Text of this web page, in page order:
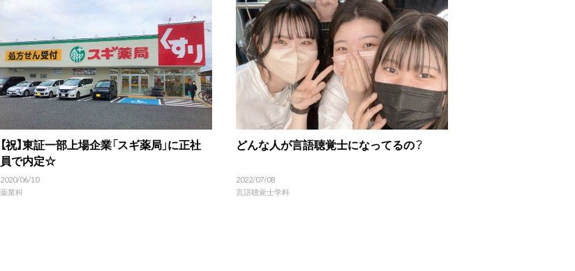
【祝】東証一部上場企業「スギ薬局」に正社
員で内定☆
2020/06/10
薬業科
どんな人が言語聴覚士になってるの？
2022/07/08
言語聴覚士学科